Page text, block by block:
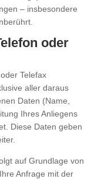
– insbesondere
oder
Telefax
aller daraus
Daten (Name,
Ihres Anliegens
Diese Daten geben
auf Grundlage von
Anfrage mit der